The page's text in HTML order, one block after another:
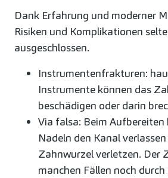
Dank Erfahrung und moderner
Risiken und Komplikationen
ausgeschlossen.
Instrumentenfrakturen:
Instrumente können das
beschädigen oder darin
Via falsa: Beim Aufbereiten
Nadeln den Kanal
Zahnwurzel verletzen. Der
manchen Fällen noch